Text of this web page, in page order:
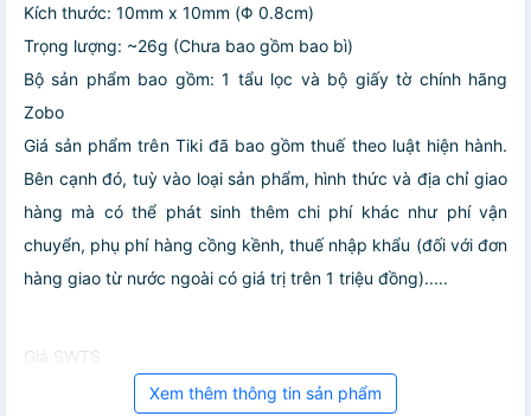
Kích thước: 10mm x 10mm (Φ 0.8cm)
Trọng lượng: ~26g (Chưa bao gồm bao bì)
Bộ sản phẩm bao gồm: 1 tẩu lọc và bộ giấy tờ chính hãng
Zobo
Giá sản phẩm trên Tiki đã bao gồm thuế theo luật hiện hành.
Bên cạnh đó, tuỳ vào loại sản phẩm, hình thức và địa chỉ giao
hàng mà có thể phát sinh thêm chi phí khác như phí vận
chuyển, phụ phí hàng cồng kềnh, thuế nhập khẩu (đối với đơn
hàng giao từ nước ngoài có giá trị trên 1 triệu đồng).....
Giá SWTS
Xem thêm thông tin sản phẩm